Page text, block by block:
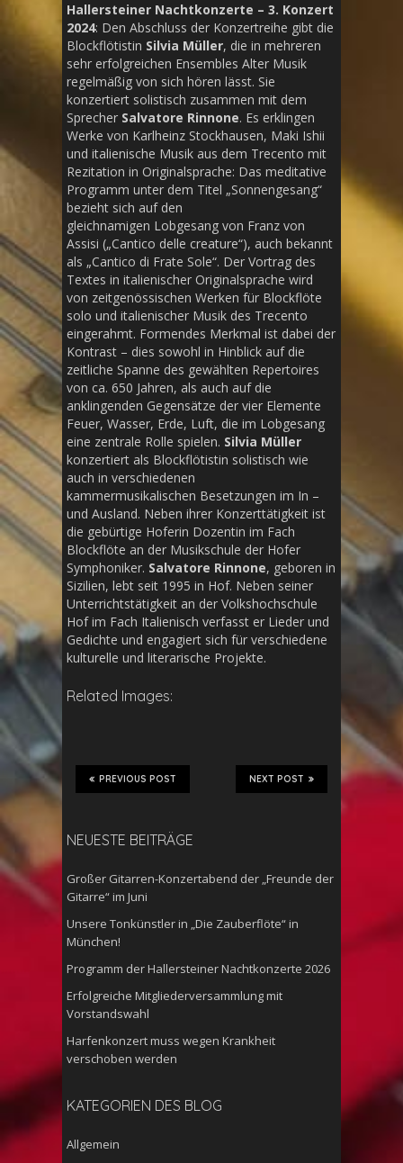
Hallersteiner Nachtkonzerte – 3. Konzert
2024: Den Abschluss der Konzertreihe gibt die
Blockflötistin Silvia Müller, die in mehreren
sehr erfolgreichen Ensembles Alter Musik
regelmäßig von sich hören lässt. Sie
konzertiert solistisch zusammen mit dem
Sprecher Salvatore Rinnone. Es erklingen
Werke von Karlheinz Stockhausen, Maki Ishii
und italienische Musik aus dem Trecento mit
Rezitation in Originalsprache: Das meditative
Programm unter dem Titel „Sonnengesang“
bezieht sich auf den
gleichnamigen Lobgesang von Franz von
Assisi („Cantico delle creature“), auch bekannt
als „Cantico di Frate Sole“. Der Vortrag des
Textes in italienischer Originalsprache wird
von zeitgenössischen Werken für Blockflöte
solo und italienischer Musik des Trecento
eingerahmt. Formendes Merkmal ist dabei der
Kontrast – dies sowohl in Hinblick auf die
zeitliche Spanne des gewählten Repertoires
von ca. 650 Jahren, als auch auf die
anklingenden Gegensätze der vier Elemente
Feuer, Wasser, Erde, Luft, die im Lobgesang
eine zentrale Rolle spielen. Silvia Müller
konzertiert als Blockflötistin solistisch wie
auch in verschiedenen
kammermusikalischen Besetzungen im In –
und Ausland. Neben ihrer Konzerttätigkeit ist
die gebürtige Hoferin Dozentin im Fach
Blockflöte an der Musikschule der Hofer
Symphoniker. Salvatore Rinnone, geboren in
Sizilien, lebt seit 1995 in Hof. Neben seiner
Unterrichtstätigkeit an der Volkshochschule
Hof im Fach Italienisch verfasst er Lieder und
Gedichte und engagiert sich für verschiedene
kulturelle und literarische Projekte.
Related Images:
NEXT POST
PREVIOUS POST
NEUESTE BEITRÄGE
Großer Gitarren-Konzertabend der „Freunde der
Gitarre“ im Juni
Unsere Tonkünstler in „Die Zauberflöte“ in
München!
Programm der Hallersteiner Nachtkonzerte 2026
Erfolgreiche Mitgliederversammlung mit
Vorstandswahl
Harfenkonzert muss wegen Krankheit
verschoben werden
KATEGORIEN DES BLOG
Allgemein